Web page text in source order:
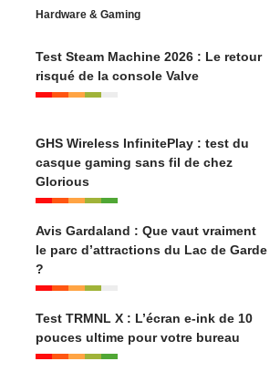
Hardware & Gaming
Test Steam Machine 2026 : Le retour
risqué de la console Valve
GHS Wireless InfinitePlay : test du
casque gaming sans fil de chez
Glorious
Avis Gardaland : Que vaut vraiment
le parc d’attractions du Lac de Garde
?
Test TRMNL X : L’écran e-ink de 10
pouces ultime pour votre bureau